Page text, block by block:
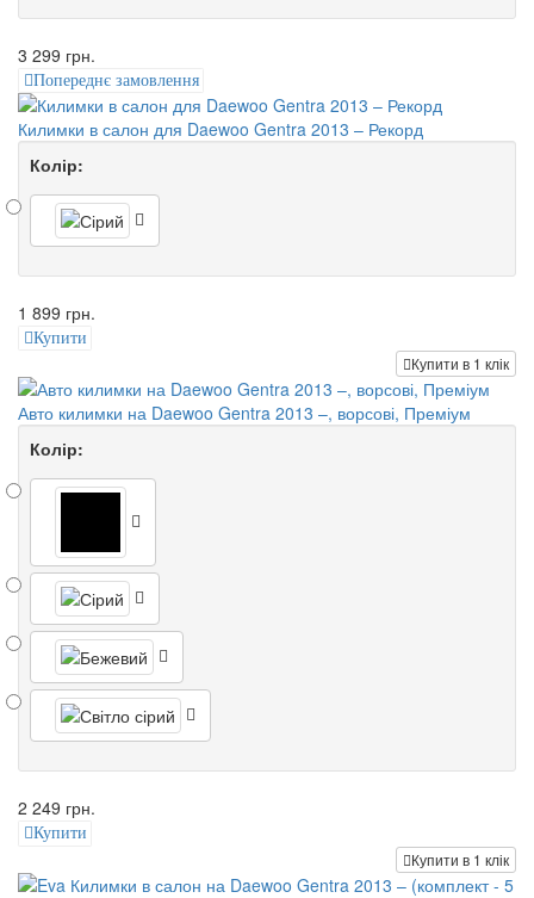
3 299 грн.
Попереднє замовлення
Килимки в салон для Daewoo Gentra 2013 – Рекорд
Колір:
1 899 грн.
Купити
Купити в 1 клік
Авто килимки на Daewoo Gentra 2013 –, ворсові, Преміум
Колір:
2 249 грн.
Купити
Купити в 1 клік